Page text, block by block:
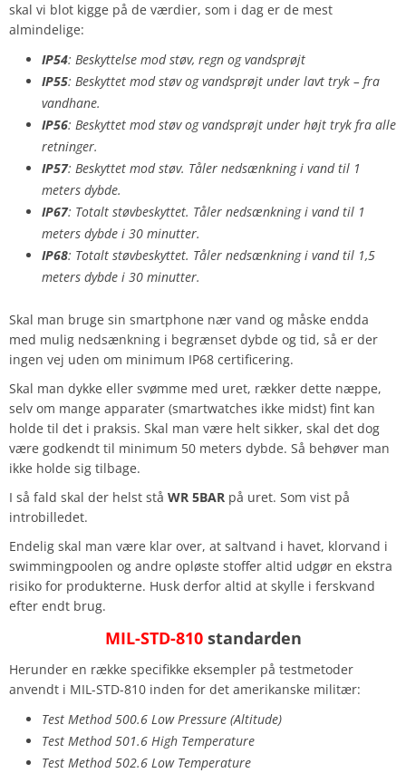
skal vi blot kigge på de værdier, som i dag er de mest
almindelige:
IP54: Beskyttelse mod støv, regn og vandsprøjt
IP55: Beskyttet mod støv og vandsprøjt under lavt tryk – fra
vandhane.
IP56: Beskyttet mod støv og vandsprøjt under højt tryk fra alle
retninger.
IP57: Beskyttet mod støv. Tåler nedsænkning i vand til 1
meters dybde.
IP67: Totalt støvbeskyttet. Tåler nedsænkning i vand til 1
meters dybde i 30 minutter.
IP68: Totalt støvbeskyttet. Tåler nedsænkning i vand til 1,5
meters dybde i 30 minutter.
Skal man bruge sin smartphone nær vand og måske endda
med mulig nedsænkning i begrænset dybde og tid, så er der
ingen vej uden om minimum IP68 certificering.
Skal man dykke eller svømme med uret, rækker dette næppe,
selv om mange apparater (smartwatches ikke midst) fint kan
holde til det i praksis. Skal man være helt sikker, skal det dog
være godkendt til minimum 50 meters dybde. Så behøver man
ikke holde sig tilbage.
I så fald skal der helst stå WR 5BAR på uret. Som vist på
introbilledet.
Endelig skal man være klar over, at saltvand i havet, klorvand i
swimmingpoolen og andre opløste stoffer altid udgør en ekstra
risiko for produkterne. Husk derfor altid at skylle i ferskvand
efter endt brug.
MIL-STD-810standarden
Herunder en række specifikke eksempler på testmetoder
anvendt i MIL-STD-810 inden for det amerikanske militær:
Test Method 500.6 Low Pressure (Altitude)
Test Method 501.6 High Temperature
Test Method 502.6 Low Temperature